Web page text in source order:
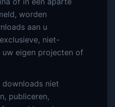
worden
aan u
niet-
eigen projecten of
niet
publiceren,